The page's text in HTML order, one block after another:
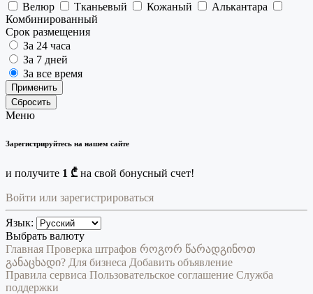
Велюр
Тканьевый Кожаный
Алькантара
Комбинированный
Срок размещения
За 24 часа
За 7 дней
За все время
Применить
Сбросить
Меню
Зарегистрируйтесь на нашем сайте
и получите 1 ₾ на свой бонусный счет!
Войти или зарегистрироваться
Язык:
Выбрать валюту
Главная Проверка штрафов როგორ წარადგინოთ
განაცხადი? Для бизнеса Добавить объявление
Правила сервиса Пользовательское соглашение Служба
поддержки